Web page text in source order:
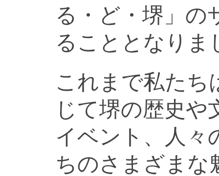
る・ど・堺」の
ることとなりま
これまで私たち
じて堺の歴史や
イベント、人々
ちのさまざまな